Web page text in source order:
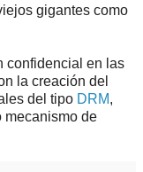
gigantes como
confidencial en las
la creación del
del tipo DRM,
mecanismo de